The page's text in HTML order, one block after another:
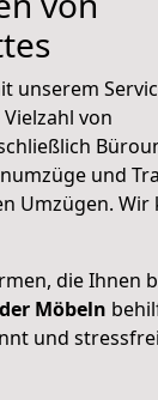
unserem
von
und
Umzügen.
die Ihnen
Möbeln
und stressfrei